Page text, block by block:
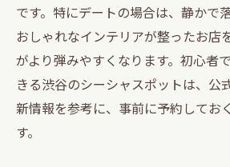
静かでムードあるシーシ
初心者カップルにおすす
術
個室利用が叶う渋谷のシーシ
きを
です。特にデートの場合は、静かで
おしゃれなインテリアが整ったお店
がより弾みやすくなります。初心者
きる渋谷のシーシャスポットは、公
新情報を参考に、事前に予約してお
す。